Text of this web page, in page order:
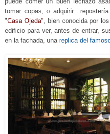
tomar copas, o adquirir
"Casa Ojeda", bien conocida por
edificio para ver, antes de entrar,
en la fachada, una replica del